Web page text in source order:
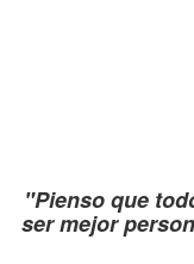
"Pienso que
ser mejor